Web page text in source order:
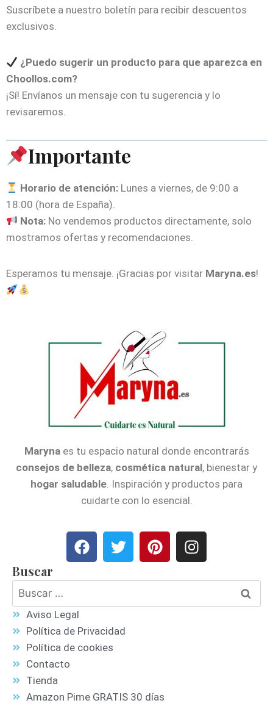
Suscríbete a nuestro boletín para recibir descuentos
exclusivos.
¿Puedo sugerir un producto para que aparezca en
Choollos.com?
¡Sí! Envíanos un mensaje con tu sugerencia y lo
revisaremos.
Importante
Horario de atención: Lunes a viernes, de 9:00 a
18:00 (hora de España).
Nota: No vendemos productos directamente, solo
mostramos ofertas y recomendaciones.
Esperamos tu mensaje. ¡Gracias por visitar Maryna.es!
Marynaes tu espacio natural donde encontrarás
consejos de belleza, cosmética natural, bienestar y
hogar saludable. Inspiración y productos para
cuidarte con lo esencial.
Buscar
Aviso Legal
Política de Privacidad
Política de cookies
Contacto
Tienda
Amazon Pime GRATIS 30 días